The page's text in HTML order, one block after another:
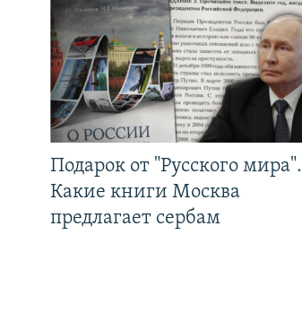
Подарок от "Русского мира".
Какие книги Москва
предлагает сербам